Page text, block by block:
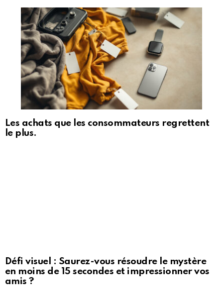
Les achats que les consommateurs regrettent
le plus.
Défi visuel : Saurez-vous résoudre le mystère
en moins de 15 secondes et impressionner vos
amis ?